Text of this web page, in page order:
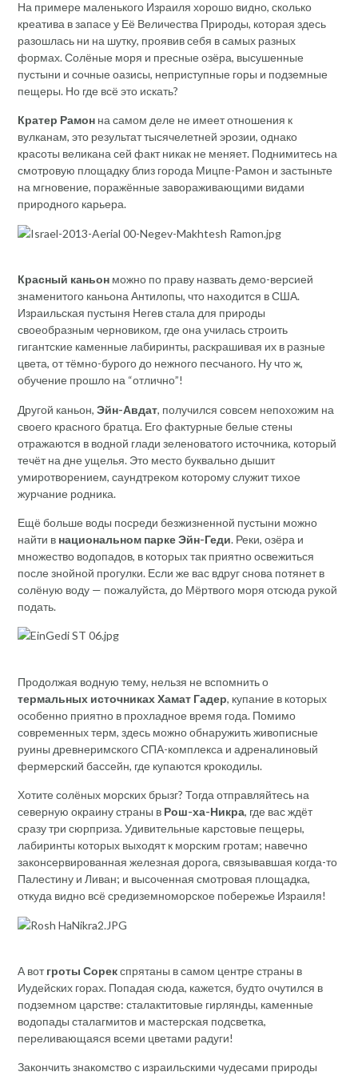
На примере маленького Израиля хорошо видно, сколько
креатива в запасе у Её Величества Природы, которая здесь
разошлась ни на шутку, проявив себя в самых разных
формах. Солёные моря и пресные озёра, высушенные
пустыни и сочные оазисы, неприступные горы и подземные
пещеры. Но где всё это искать?
Кратер Рамон на самом деле не имеет отношения к
вулканам, это результат тысячелетней эрозии, однако
красоты великана сей факт никак не меняет. Поднимитесь на
смотровую площадку близ города Мицпе-Рамон и застыньте
на мгновение, поражённые завораживающими видами
природного карьера.
Красный каньон можно по праву назвать демо-версией
знаменитого каньона Антилопы, что находится в США.
Израильская пустыня Негев стала для природы
своеобразным черновиком, где она училась строить
гигантские каменные лабиринты, раскрашивая их в разные
цвета, от тёмно-бурого до нежного песчаного. Ну что ж,
обучение прошло на “отлично”!
Другой каньон, Эйн-Авдат, получился совсем непохожим на
своего красного братца. Его фактурные белые стены
отражаются в водной глади зеленоватого источника, который
течёт на дне ущелья. Это место буквально дышит
умиротворением, саундтреком которому служит тихое
журчание родника.
Ещё больше воды посреди безжизненной пустыни можно
найти в национальном парке Эйн-Геди. Реки, озёра и
множество водопадов, в которых так приятно освежиться
после знойной прогулки. Если же вас вдруг снова потянет в
солёную воду — пожалуйста, до Мёртвого моря отсюда рукой
подать.
Продолжая водную тему, нельзя не вспомнить о
термальных источниках Хамат Гадер, купание в которых
особенно приятно в прохладное время года. Помимо
современных терм, здесь можно обнаружить живописные
руины древнеримского СПА-комплекса и адреналиновый
фермерский бассейн, где купаются крокодилы.
Хотите солёных морских брызг? Тогда отправляйтесь на
северную окраину страны в Рош-ха-Никра, где вас ждёт
сразу три сюрприза. Удивительные карстовые пещеры,
лабиринты которых выходят к морским гротам; навечно
законсервированная железная дорога, связывавшая когда-то
Палестину и Ливан; и высоченная смотровая площадка,
откуда видно всё средиземноморское побережье Израиля!
А вотгроты Сорекспрятаны в самом центре страны в
Иудейских горах. Попадая сюда, кажется, будто очутился в
подземном царстве: сталактитовые гирлянды, каменные
водопады сталагмитов и мастерская подсветка,
переливающаяся всеми цветами радуги!
Закончить знакомство с израильскими чудесами природы